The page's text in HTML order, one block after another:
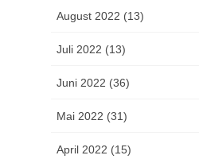
August 2022 (13)
Juli 2022 (13)
Juni 2022 (36)
Mai 2022 (31)
April 2022 (15)